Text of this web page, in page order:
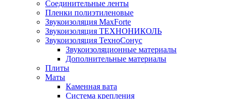
Соединительные ленты
Пленки полиэтиленовые
Звукоизоляция MaxForte
Звукоизоляция ТЕХНОНИКОЛЬ
Звукоизоляция ТехноСонус
Звукоизоляционные материалы
Дополнительные материалы
Плиты
Маты
Каменная вата
Система крепления